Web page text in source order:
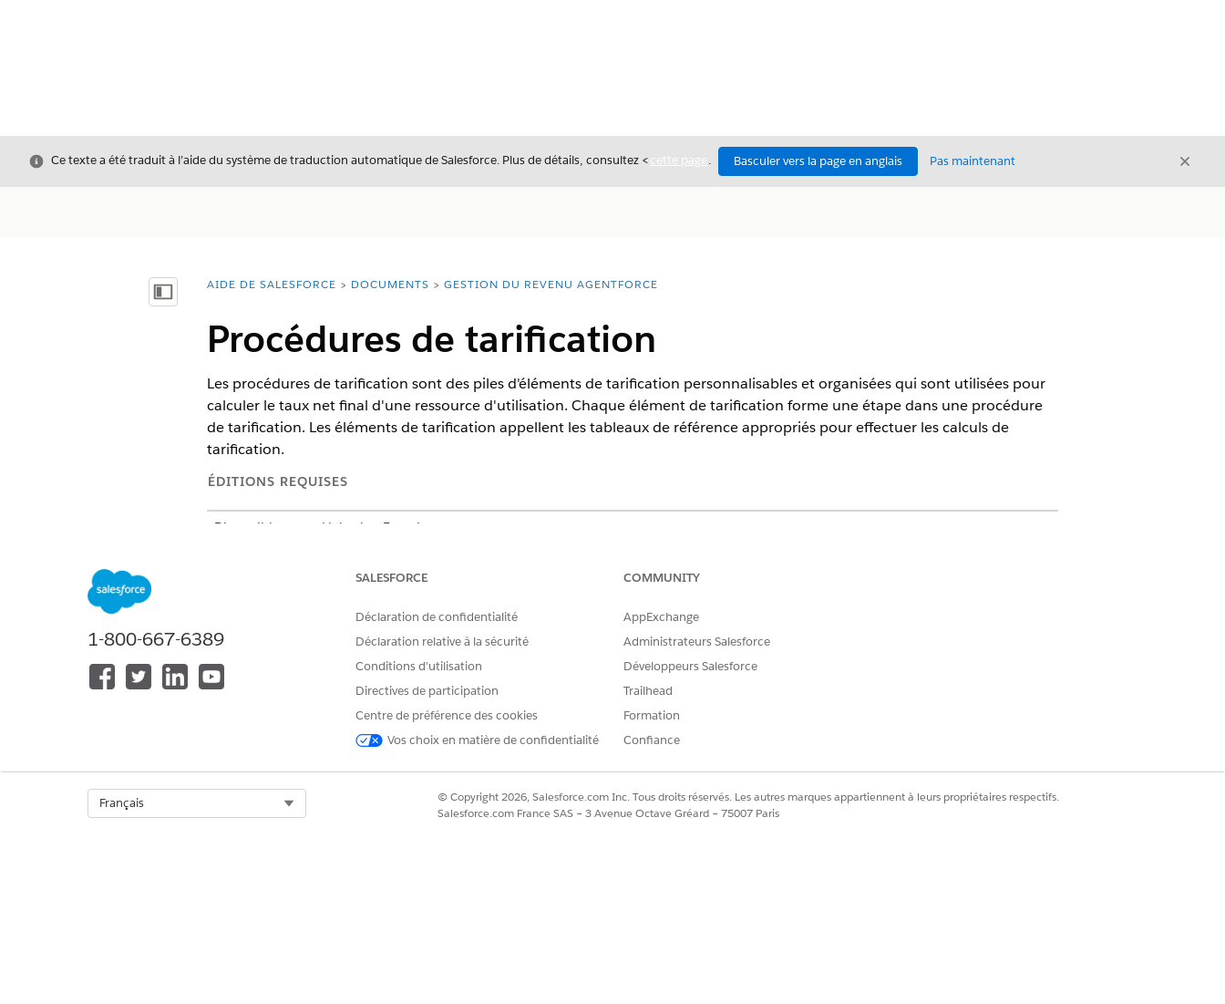
Fermer
Ce texte a été traduit à l’aide du système de traduction automatique de Salesforce. Plus de détails, consultez <cette page . Basculer vers la page en anglais Pas maintenant Fermer
Afficher la table des matières
Vous êtes ici :
AIDE DE SALESFORCE DOCUMENTS GESTION DU REVENU AGENTFORCE
Procédures de tarification
Les procédures de tarification sont des piles d'éléments de tarification personnalisables et organisées qui sont utilisées pour
calculer le taux net final d'une ressource d'utilisation. Chaque élément de tarification forme une étape dans une procédure
de tarification. Les éléments de tarification appellent les tableaux de référence appropriés pour effectuer les calculs de
tarification.
ÉDITIONS REQUISES
Disponible avec : Lightning Experience
Comprendre les distinctions entre Procédure de tarification par défaut et Procédure de tarification négociable est essentiel pour
optimiser vos processus de facturation dans Salesforce. Chaque procédure répond à différents scénarios, depuis la tarification simple
Prérequis pour élaborer des procédures de tarification
Avant de créer des procédures de tarification et d'y ajouter des éléments, complétez les prérequis ci-dessous.
Exploration des éléments de tarification disponibles dans Gestion du revenu
Les éléments de tarification sont les blocs de construction d'une procédure de tarification. Une nouvelle procédure de tarification est
toujours vide et chaque élément ajouté forme une étape de la procédure de tarification. Utilisez les éléments de tarification disponibles
pour former des étapes logiques dans la procédure de tarification.
1-800-667-6389
SALESFORCE
Déclaration de confidentialité
Déclaration relative à la sécurité
Conditions d’utilisation
Directives de participation
Centre de préférence des cookies
Vos choix en matière de confidentialité
COMMUNITY
AppExchange
Administrateurs Salesforce
Développeurs Salesforce
Trailhead
Formation
Confiance
Français
© Copyright 2026, Salesforce.com Inc. Tous droits réservés. Les autres marques appartiennent à leurs propriétaires respectifs.
Salesforce.com France SAS – 3 Avenue Octave Gréard – 75007 Paris